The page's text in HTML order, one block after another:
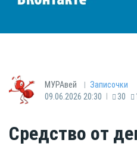
МУРАвей | Записочки
09.06.2026 20:30 | 30
Средство от